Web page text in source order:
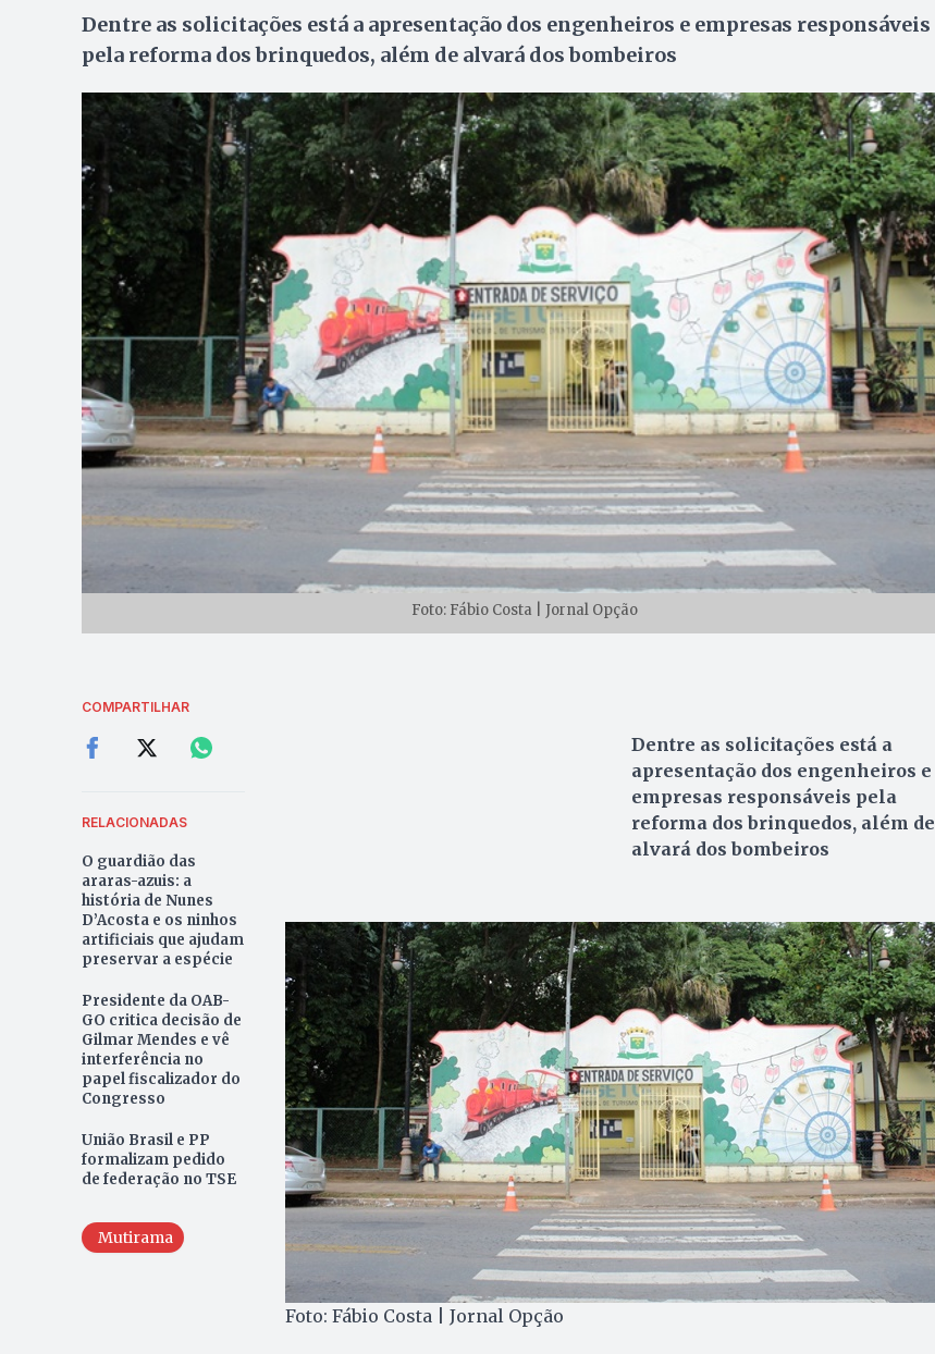
Dentre as solicitações está a apresentação dos engenheiros e empresas responsáveis
pela reforma dos brinquedos, além de alvará dos bombeiros
Foto: Fábio Costa | Jornal Opção
COMPARTILHAR
RELACIONADAS
O guardião das
araras-azuis: a
história de Nunes
D’Acosta e os ninhos
artificiais que ajudam
preservar a espécie
Presidente da OAB-
GO critica decisão de
Gilmar Mendes e vê
interferência no
papel fiscalizador do
Congresso
União Brasil e PP
formalizam pedido
de federação no TSE
Mutirama
Dentre as solicitações está a
apresentação dos engenheiros e
empresas responsáveis pela
reforma dos brinquedos, além de
alvará dos bombeiros
Foto: Fábio Costa | Jornal Opção